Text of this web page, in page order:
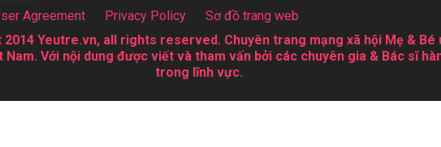
Agreement Privacy Policy
Sơ đồ trang web
Yeutre.vn, all rights reserved. Chuyên trang mạng xã hội Mẹ & Bé
Nam. Với nội dung được viết và tham vấn bởi các chuyên gia & Bác sĩ
trong lĩnh vực.